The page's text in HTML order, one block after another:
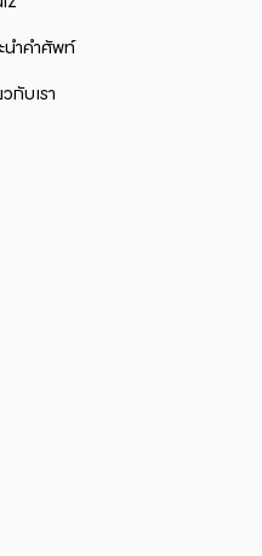
นำคำศัพท์
กับเรา